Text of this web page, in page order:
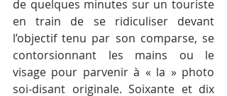
de quelques minutes sur un touriste
en train de se ridiculiser devant
l’objectif tenu par son comparse, se
contorsionnant les mains ou le
visage pour parvenir à « la » photo
soi-disant originale. Soixante et dix